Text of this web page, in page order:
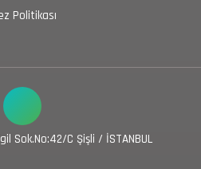
Politikası
Sok.No:42/C Şişli / İSTANBUL